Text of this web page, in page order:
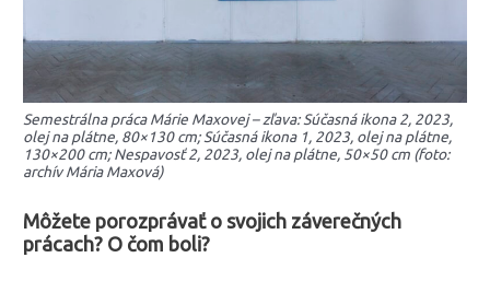
Semestrálna práca Márie Maxovej – zľava: Súčasná ikona 2, 2023,
olej na plátne, 80×130 cm; Súčasná ikona 1, 2023, olej na plátne,
130×200 cm; Nespavosť 2, 2023, olej na plátne, 50×50 cm (foto:
archív Mária Maxová)
Môžete porozprávať o svojich záverečných
prácach? O čom boli?